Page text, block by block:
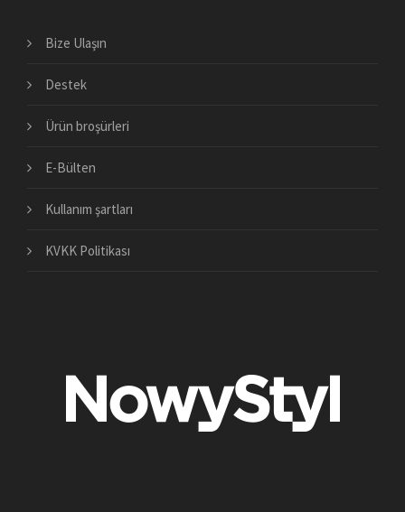
Bize Ulaşın
Destek
Ürün broşürleri
E-Bülten
Kullanım şartları
KVKK Politikası